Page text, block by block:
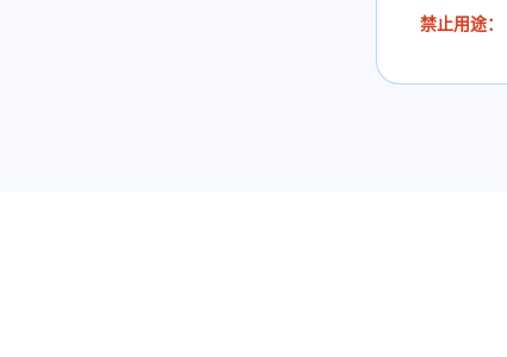
禁止用途：